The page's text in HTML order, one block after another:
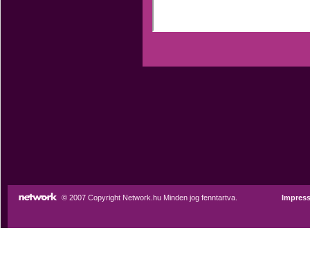
© 2007 Copyright Network.hu Minden jog fenntartva.